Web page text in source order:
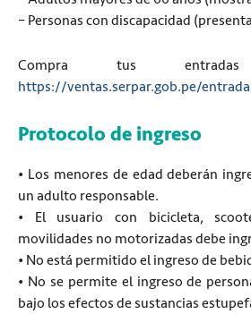
– Personas con discapacidad
Compra tus
https://ventas.serpar.gob.pe/
Protocolo de ingreso
• Los menores de edad deberán
un adulto responsable.
• El usuario con bicicleta,
movilidades no motorizadas debe
• No está permitido el ingreso de
• No se permite el ingreso de
bajo los efectos de sustancias